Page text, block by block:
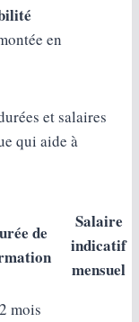
en
et salaires
qui aide à
de
Salaire
indicatif
mensuel
mois